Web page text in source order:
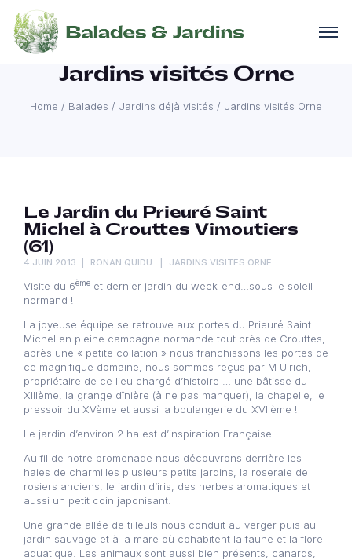
Jardins visités Orne
Home / Balades / Jardins déjà visités / Jardins visités Orne
Le Jardin du Prieuré Saint
Michel à Crouttes Vimoutiers
(61)
4 JUIN 2013 RONAN QUIDU JARDINS VISITÉS ORNE
Visite du 6ème et dernier jardin du week-end…sous le soleil
normand !
La joyeuse équipe se retrouve aux portes du Prieuré Saint
Michel en pleine campagne normande tout près de Crouttes,
après une « petite collation » nous franchissons les portes de
ce magnifique domaine, nous sommes reçus par M Ulrich,
propriétaire de ce lieu chargé d’histoire … une bâtisse du
XIIIème, la grange dînière (à ne pas manquer), la chapelle, le
pressoir du XVème et aussi la boulangerie du XVIIème !
Le jardin d’environ 2 ha est d’inspiration Française.
Au fil de notre promenade nous découvrons derrière les
haies de charmilles plusieurs petits jardins, la roseraie de
rosiers anciens, le jardin d’iris, des herbes aromatiques et
aussi un petit coin japonisant.
Une grande allée de tilleuls nous conduit au verger puis au
jardin sauvage et à la mare où cohabitent la faune et la flore
aquatique. Les animaux sont aussi bien présents, canards,